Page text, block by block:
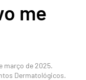
me
março de 2025.
Dermatológicos.